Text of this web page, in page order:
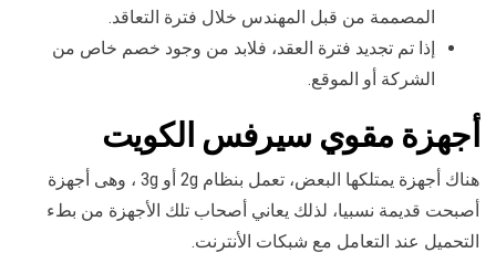
المصممة من قبل المهندس خلال فترة التعاقد.
إذا تم تجديد فترة العقد، فلابد من وجود خصم خاص من
الشركة أو الموقع.
أجهزة مقوي سيرفس الكويت
هناك أجهزة يمتلكها البعض، تعمل بنظام 2g أو 3g ، وهى أجهزة
أصبحت قديمة نسبيا، لذلك يعاني أصحاب تلك الأجهزة من بطء
التحميل عند التعامل مع شبكات الأنترنت.